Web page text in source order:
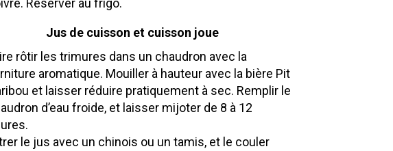
Réserver au frigo.
Jus de cuisson et cuisson joue
rôtir les trimures dans un chaudron avec la
aromatique. Mouiller à hauteur avec la bière Pit
et laisser réduire pratiquement à sec. Remplir le
d’eau froide, et laisser mijoter de 8 à 12
le jus avec un chinois ou un tamis, et le couler